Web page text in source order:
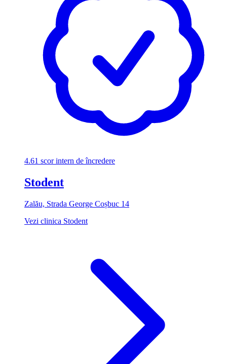
4.61 scor intern de încredere
Stodent
Zalău, Strada George Coșbuc 14
Vezi clinica Stodent